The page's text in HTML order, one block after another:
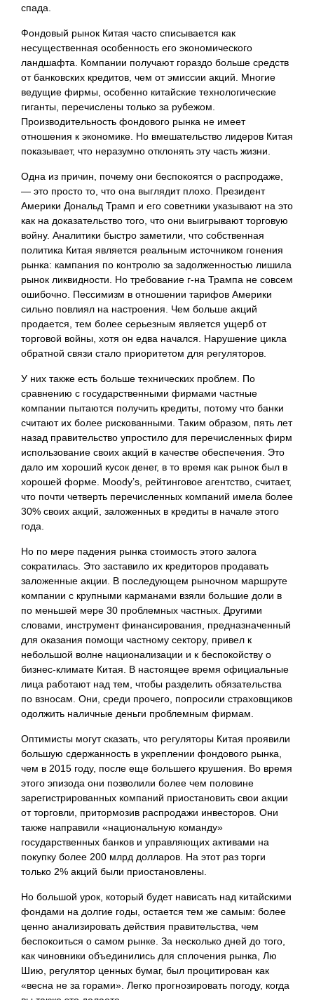
спада.
Фондовый рынок Китая часто списывается как
несущественная особенность его экономического
ландшафта. Компании получают гораздо больше средств
от банковских кредитов, чем от эмиссии акций. Многие
ведущие фирмы, особенно китайские технологические
гиганты, перечислены только за рубежом.
Производительность фондового рынка не имеет
отношения к экономике. Но вмешательство лидеров Китая
показывает, что неразумно отклонять эту часть жизни.
Одна из причин, почему они беспокоятся о распродаже,
— это просто то, что она выглядит плохо. Президент
Америки Дональд Трамп и его советники указывают на это
как на доказательство того, что они выигрывают торговую
войну. Аналитики быстро заметили, что собственная
политика Китая является реальным источником гонения
рынка: кампания по контролю за задолженностью лишила
рынок ликвидности. Но требование г-на Трампа не совсем
ошибочно. Пессимизм в отношении тарифов Америки
сильно повлиял на настроения. Чем больше акций
продается, тем более серьезным является ущерб от
торговой войны, хотя он едва начался. Нарушение цикла
обратной связи стало приоритетом для регуляторов.
У них также есть больше технических проблем. По
сравнению с государственными фирмами частные
компании пытаются получить кредиты, потому что банки
считают их более рискованными. Таким образом, пять лет
назад правительство упростило для перечисленных фирм
использование своих акций в качестве обеспечения. Это
дало им хороший кусок денег, в то время как рынок был в
хорошей форме. Moody’s, рейтинговое агентство, считает,
что почти четверть перечисленных компаний имела более
30% своих акций, заложенных в кредиты в начале этого
года.
Но по мере падения рынка стоимость этого залога
сократилась. Это заставило их кредиторов продавать
заложенные акции. В последующем рыночном маршруте
компании с крупными карманами взяли большие доли в
по меньшей мере 30 проблемных частных. Другими
словами, инструмент финансирования, предназначенный
для оказания помощи частному сектору, привел к
небольшой волне национализации и к беспокойству о
бизнес-климате Китая. В настоящее время официальные
лица работают над тем, чтобы разделить обязательства
по взносам. Они, среди прочего, попросили страховщиков
одолжить наличные деньги проблемным фирмам.
Оптимисты могут сказать, что регуляторы Китая проявили
большую сдержанность в укреплении фондового рынка,
чем в 2015 году, после еще большего крушения. Во время
этого эпизода они позволили более чем половине
зарегистрированных компаний приостановить свои акции
от торговли, притормозив распродажи инвесторов. Они
также направили «национальную команду»
государственных банков и управляющих активами на
покупку более 200 млрд долларов. На этот раз торги
только 2% акций были приостановлены.
Но большой урок, который будет нависать над китайскими
фондами на долгие годы, остается тем же самым: более
ценно анализировать действия правительства, чем
беспокоиться о самом рынке. За несколько дней до того,
как чиновники объединились для сплочения рынка, Лю
Шию, регулятор ценных бумаг, был процитирован как
«весна не за горами». Легко прогнозировать погоду, когда